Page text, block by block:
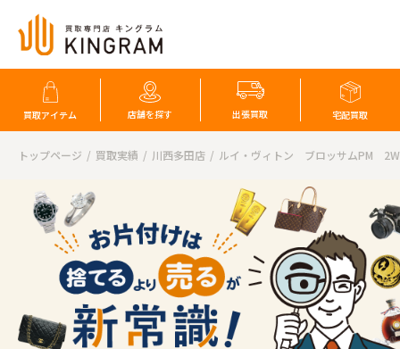
買取アイテム 店舗を探す 出張買取 宅配買取
トップページ 買取実績 川西多田店 ルイ・ヴィトン ブロッサムPM